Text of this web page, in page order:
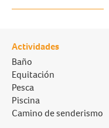
Actividades
Baño
Equitación
Pesca
Piscina
Camino de senderismo